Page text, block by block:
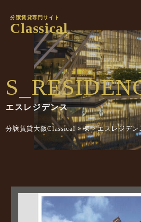
分譲賃貸専門サイト
Classical
エスレジデンス
分譲賃貸大阪Classical>棟>エスレジデン